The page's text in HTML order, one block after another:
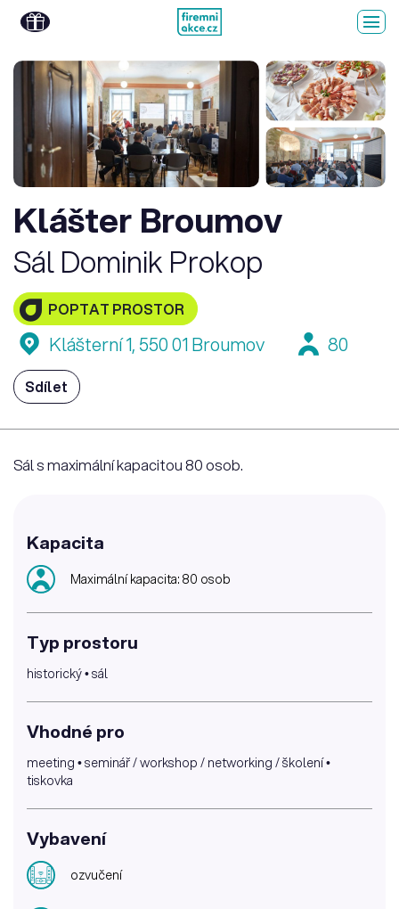
Klášter Broumov
Sál Dominik Prokop
POPTAT PROSTOR
Klášterní 1, 550 01 Broumov 80
Sdílet
Sál s maximální kapacitou 80 osob.
Kapacita
Maximální kapacita: 80 osob
Typ prostoru
historický • sál
Vhodné pro
meeting • seminář / workshop / networking / školení •
tiskovka
Vybavení
ozvučení